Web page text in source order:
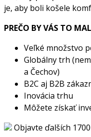
je, aby boli košele
PREČO BY VÁS TO
Veľké množstvo
Globálny trh
a Čechov)
B2C aj B2B
Inovácia trhu
Môžete získať
Objavte ďalších